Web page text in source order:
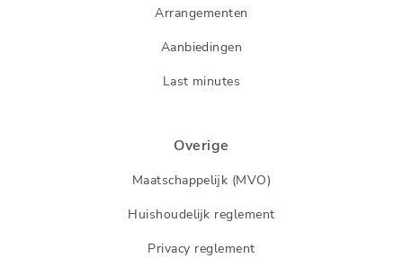
Arrangementen
Aanbiedingen
Last minutes
Overige
Maatschappelijk (MVO)
Huishoudelijk reglement
Privacy reglement